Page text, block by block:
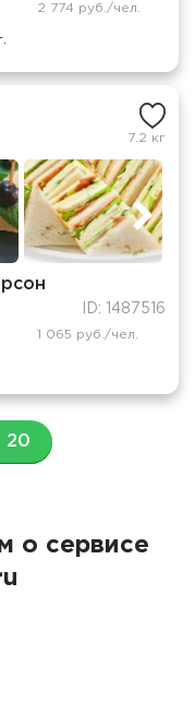
2 774 руб./чел.
7.2 кг
ID: 1487516
1 065 руб./чел.
20
о сервисе